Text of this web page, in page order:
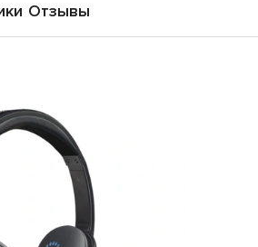
Отзывы